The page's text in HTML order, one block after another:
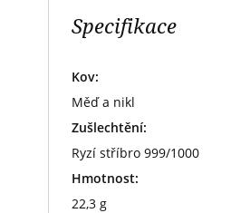
Specifikace
Kov:
Měď a nikl
Zušlechtění:
Ryzí stříbro 999/1000
Hmotnost:
22,3 g